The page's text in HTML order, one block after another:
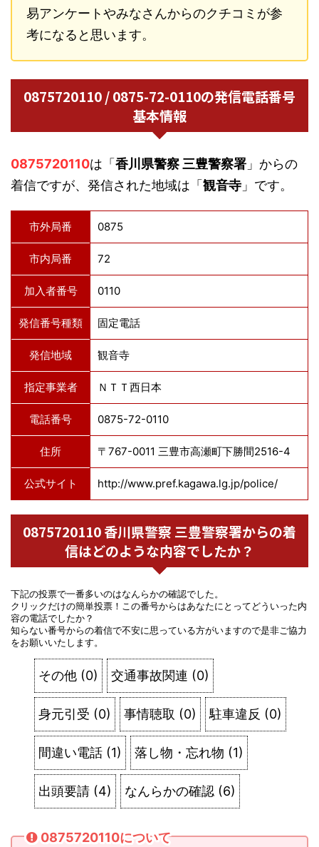
易アンケートやみなさんからのクチコミが参
考になると思います。
0875720110 / 0875-72-0110の発信電話番号
基本情報
0875720110は「香川県警察 三豊警察署 」からの
着信ですが、発信された地域は「観音寺 」です。
市外局番 0875
市内局番 72
加入者番号 0110
発信番号種類 固定電話
発信地域 観音寺
指定事業者 ＮＴＴ西日本
電話番号 0875-72-0110
住所 〒767-0011 三豊市高瀬町下勝間2516-4
公式サイト http://www.pref.kagawa.lg.jp/police/
0875720110 香川県警察 三豊警察署からの着
信はどのような内容でしたか？
下記の投票で一番多いのはなんらかの確認でした。
クリックだけの簡単投票！この番号からはあなたにとってどういった内
容の電話でしたか？
知らない番号からの着信で不安に思っている方がいますので是非ご協力
をお願いいたします。
その他 (0) 交通事故関連 (0)
身元引受 (0) 事情聴取 (0) 駐車違反 (0)
間違い電話 (1) 落し物・忘れ物 (1)
出頭要請 (4) なんらかの確認 (6)
0875720110について